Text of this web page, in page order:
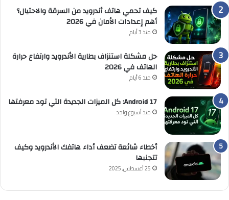
كيف تحمي هاتف أندرويد من السرقة والاحتيال؟
أهم إعدادات الأمان في 2026
منذ 3 أيام
حل مشكلة استنزاف بطارية الأندرويد وارتفاع حرارة
الهاتف في 2026
منذ 6 أيام
Android 17: كل الميزات الجديدة التي تود معرفتها
منذ أسبوع واحد
أخطاء شائعة تضعف أداء هاتفك الأندرويد وكيف
تتجنبها
25 أغسطس, 2025